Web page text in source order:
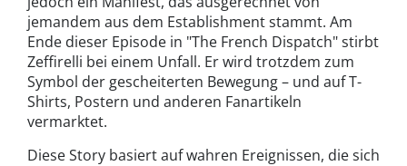
jemandem aus dem Establishment stammt. Am
Ende dieser Episode in "The French Dispatch" stirbt
Zeffirelli bei einem Unfall. Er wird trotzdem zum
Symbol der gescheiterten Bewegung – und auf T-
Shirts, Postern und anderen Fanartikeln
vermarktet.
Diese Story basiert auf wahren Ereignissen, die sich